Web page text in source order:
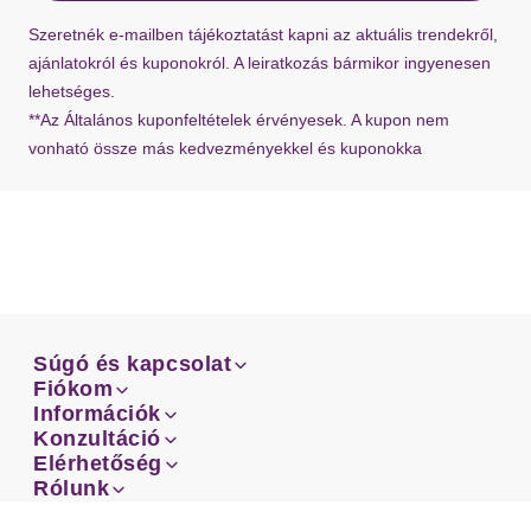
bármikor kérhet újat ügyfélszolgálatunktól.
Szeretnék e-mailben tájékoztatást kapni az aktuális trendekről,
ajánlatokról és kuponokról. A leiratkozás bármikor ingyenesen
lehetséges.
**Az Általános kuponfeltételek érvényesek. A kupon nem
vonható össze más kedvezményekkel és kuponokka
Súgó és kapcsolat
Email
Facebook
Instagram
Súgó és kapcsolat
Email
Facebook
Fiókom
Rendeléseid
Fiókom
Rendeléseid
Információk
Szállítás
Fizetés
Információk
Szállítás
Konzultáció
Mérettanácsadó
Konzultáció
Elérhetőség
Ügyfélszolgálatunk
Elérhetőség
Rólunk